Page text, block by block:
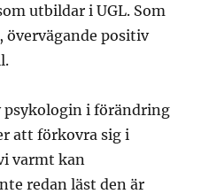
utbildar i UGL. Som
övervägande positiv
psykologin i förändring
att förkovra sig i
varmt kan
redan läst den är